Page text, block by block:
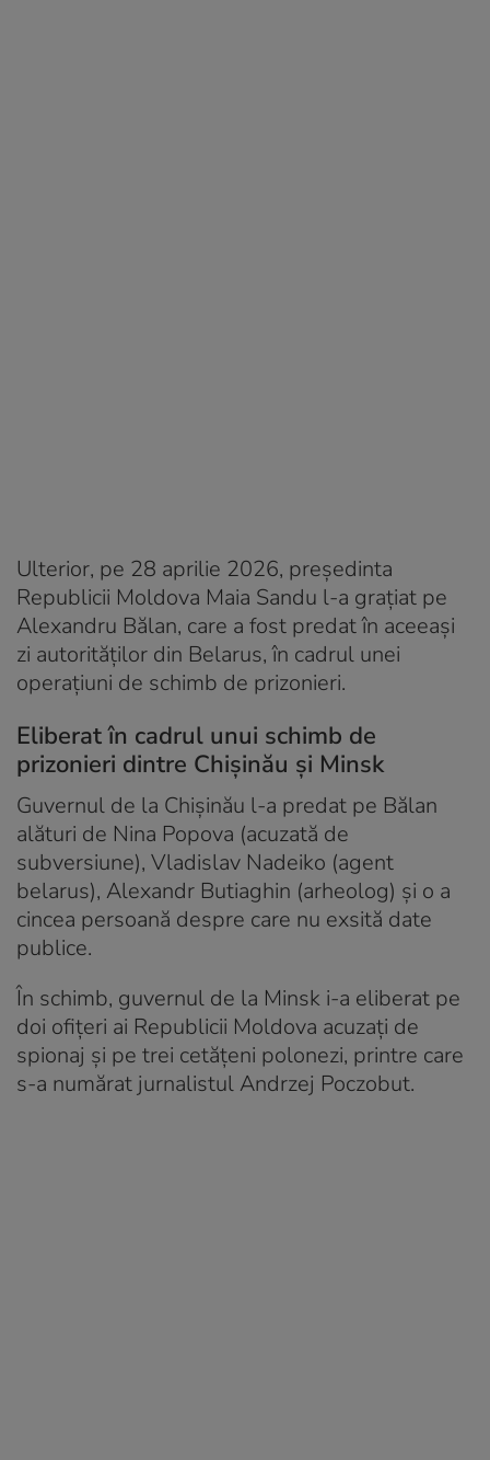
Ulterior, pe 28 aprilie 2026, președinta
Republicii Moldova Maia Sandu l-a grațiat pe
Alexandru Bălan, care a fost predat în aceeași
zi autorităților din Belarus, în cadrul unei
operațiuni de schimb de prizonieri.
Eliberat în cadrul unui schimb de
prizonieri dintre Chișinău și Minsk
Guvernul de la Chișinău l-a predat pe Bălan
alături de Nina Popova (acuzată de
subversiune), Vladislav Nadeiko (agent
belarus), Alexandr Butiaghin (arheolog) și o a
cincea persoană despre care nu exsită date
publice.
În schimb, guvernul de la Minsk i-a eliberat pe
doi ofițeri ai Republicii Moldova acuzați de
spionaj și pe trei cetățeni polonezi, printre care
s-a numărat jurnalistul Andrzej Poczobut.